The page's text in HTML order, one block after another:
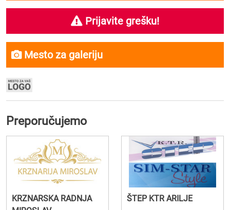
Prijavite grešku!
Mesto za galeriju
Preporučujemo
KRZNARSKA RADNJA
ŠTEP KTR ARILJE